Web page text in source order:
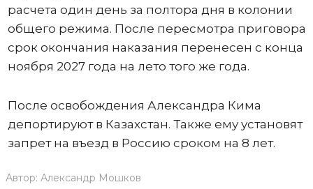
расчета один день за полтора дня в колонии
общего режима. После пересмотра приговора
срок окончания наказания перенесен с конца
ноября 2027 года на лето того же года.
После освобождения Александра Кима
депортируют в Казахстан. Также ему установят
запрет на въезд в Россию сроком на 8 лет.
Автор: Александр Мошков